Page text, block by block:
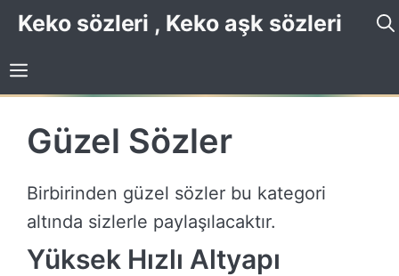
İçeriğe
Keko sözleri , Keko aşk sözleri
Güzel Sözler
Birbirinden güzel sözler bu kategori
altında sizlerle paylaşılacaktır.
Yüksek Hızlı Altyapı